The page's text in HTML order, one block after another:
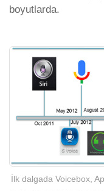
boyutlarda.
İlk dalgada Voicebox,